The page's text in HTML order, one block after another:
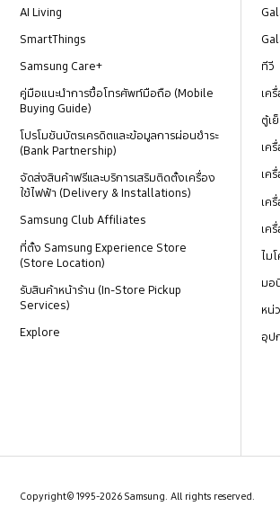
AI Living
SmartThings
Samsung Care+
คู่มือแนะนำการซื้อโทรศัพท์มือถือ (Mobile
Buying Guide)
โปรโมชันบัตรเครดิตและข้อมูลการผ่อนชำระ
(Bank Partnership)
จัดส่งสินค้าฟรีและบริการเสริมติดตั้งเครื่อง
ใช้ไฟฟ้า (Delivery & Installations)
Samsung Club Affiliates
ที่ตั้ง Samsung Experience Store
(Store Location)
รับสินค้าหน้าร้าน (In-Store Pickup
Services)
Explore
ทีวี
เค
ตู้เ
เค
เค
เค
เค
ไม
มอ
หน่
อุป
Copyright© 1995-2026 Samsung. All rights reserved.